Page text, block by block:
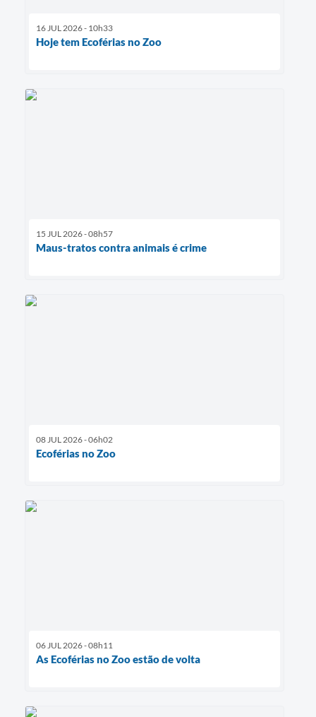
16 JUL 2026 - 10h33
Hoje tem Ecoférias no Zoo
15 JUL 2026 - 08h57
Maus-tratos contra animais é crime
08 JUL 2026 - 06h02
Ecoférias no Zoo
06 JUL 2026 - 08h11
As Ecoférias no Zoo estão de volta